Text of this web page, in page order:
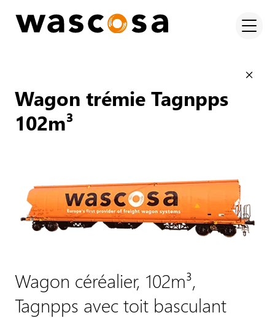
Wagon trémie Tagnpps
102m³
Wagon céréalier, 102m³,
Tagnpps avec toit basculant